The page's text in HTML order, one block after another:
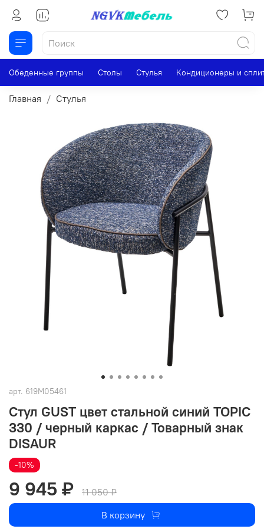
Обеденные группы Столы Стулья Кондиционеры и
Главная Стулья
арт. 619M05461
Стул GUST цвет стальной синий TOPIC
330 / черный каркас / Товарный знак
DISAUR
-10%
9 945 ₽
11 050 ₽
В корзину